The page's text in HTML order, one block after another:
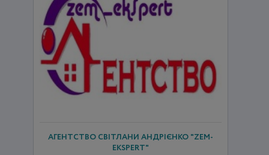
АГЕНТСТВО СВІТЛАНИ АНДРІЄНКО "ZEM-
EKSPERT"